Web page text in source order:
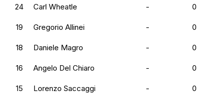
24 Carl Wheatle - 0
19 Gregorio Allinei - 0
18 Daniele Magro - 0
16 Angelo Del Chiaro - 0
15 Lorenzo Saccaggi - 0